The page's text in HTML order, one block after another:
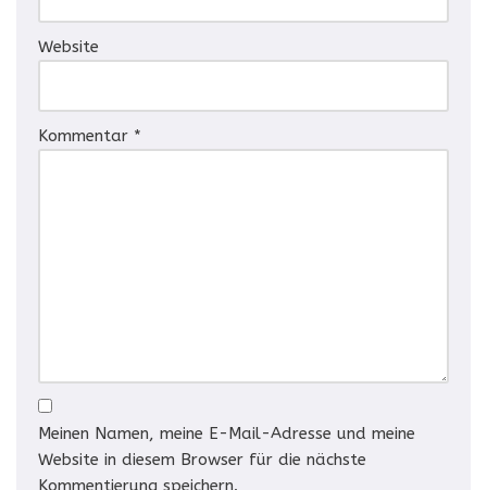
Website
Kommentar *
Meinen Namen, meine E-Mail-Adresse und meine
Website in diesem Browser für die nächste
Kommentierung speichern.